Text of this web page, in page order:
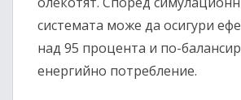
системата може да осигури
над 95 процента и по-
енергийно потребление.